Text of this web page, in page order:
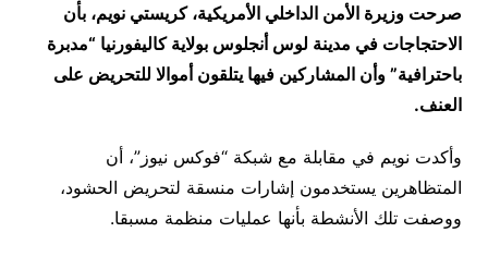
صرحت وزيرة الأمن الداخلي الأمريكية، كريستي نويم، بأن
الاحتجاجات في مدينة لوس أنجلوس بولاية كاليفورنيا “مدبرة
باحترافية” وأن المشاركين فيها يتلقون أموالا للتحريض على
العنف.
وأكدت نويم في مقابلة مع شبكة “فوكس نيوز”، أن
المتظاهرين يستخدمون إشارات منسقة لتحريض الحشود،
ووصفت تلك الأنشطة بأنها عمليات منظمة مسبقا.